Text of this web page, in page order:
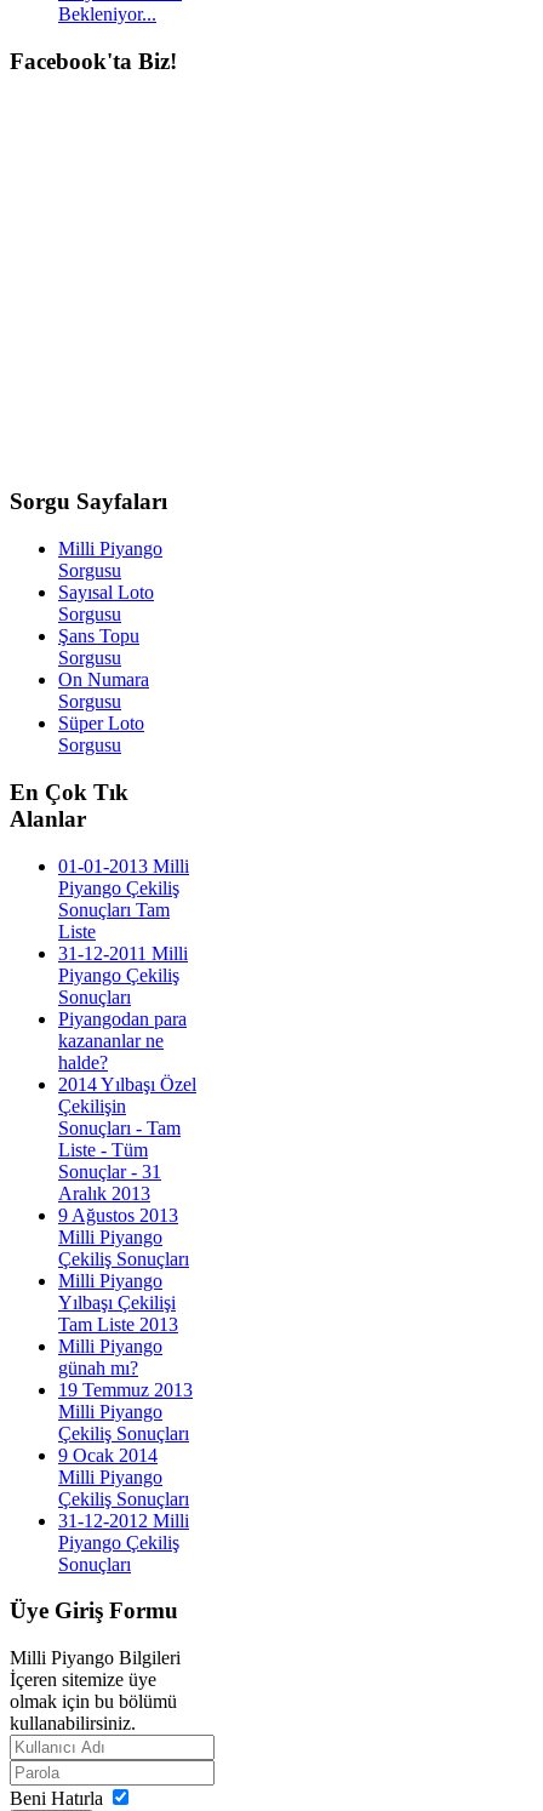
Bekleniyor...
Facebook'ta Biz!
Sorgu Sayfaları
Milli Piyango
Sorgusu
Sayısal Loto
Sorgusu
Şans Topu
Sorgusu
On Numara
Sorgusu
Süper Loto
Sorgusu
En Çok Tık
Alanlar
01-01-2013 Milli
Piyango Çekiliş
Sonuçları Tam
Liste
31-12-2011 Milli
Piyango Çekiliş
Sonuçları
Piyangodan para
kazananlar ne
halde?
2014 Yılbaşı Özel
Çekilişin
Sonuçları - Tam
Liste - Tüm
Sonuçlar - 31
Aralık 2013
9 Ağustos 2013
Milli Piyango
Çekiliş Sonuçları
Milli Piyango
Yılbaşı Çekilişi
Tam Liste 2013
Milli Piyango
günah mı?
19 Temmuz 2013
Milli Piyango
Çekiliş Sonuçları
9 Ocak 2014
Milli Piyango
Çekiliş Sonuçları
31-12-2012 Milli
Piyango Çekiliş
Sonuçları
Üye Giriş Formu
Milli Piyango Bilgileri
İçeren sitemize üye
olmak için bu bölümü
kullanabilirsiniz.
Beni Hatırla